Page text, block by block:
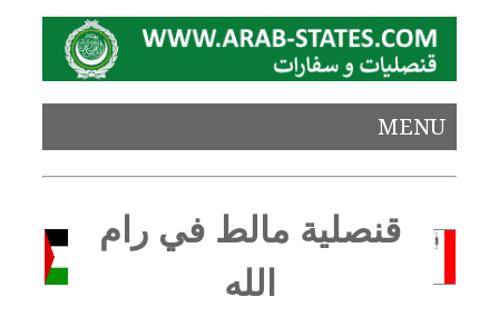
MENU
قنصلية مالط في رام
الله